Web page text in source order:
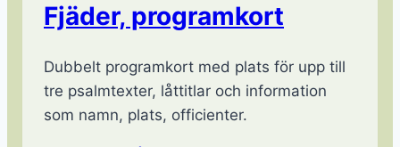
Fjäder, programkort
Dubbelt programkort med plats för upp till
tre psalmtexter, låttitlar och information
som namn, plats, officienter.